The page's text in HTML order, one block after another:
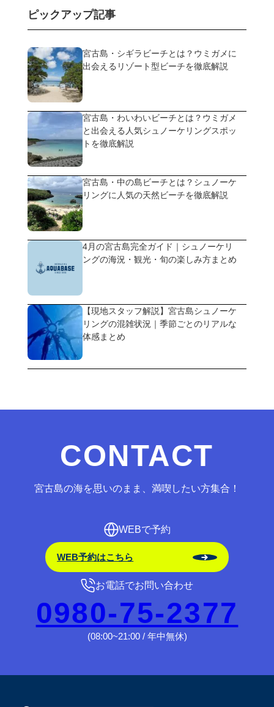
ピックアップ記事
宮古島・シギラビーチとは？ウミガメに
出会えるリゾート型ビーチを徹底解説
宮古島・わいわいビーチとは？ウミガメ
と出会える人気シュノーケリングスポッ
トを徹底解説
宮古島・中の島ビーチとは？シュノーケ
リングに人気の天然ビーチを徹底解説
4月の宮古島完全ガイド｜シュノーケリ
ングの海況・観光・旬の楽しみ方まとめ
【現地スタッフ解説】宮古島シュノーケ
リングの混雑状況｜季節ごとのリアルな
体感まとめ
CONTACT
宮古島の海を思いのまま、満喫したい方集合！
WEBで予約
WEB予約はこちら
お電話でお問い合わせ
0980-75-2377
(08:00~21:00 / 年中無休)